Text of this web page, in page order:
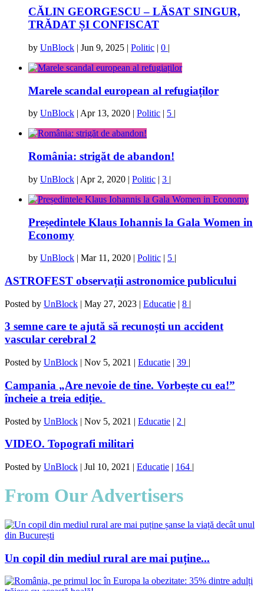
CĂLIN GEORGESCU – LĂSAT SINGUR,
TRĂDAT ȘI CONFISCAT
by UnBlock | Jun 9, 2025 | Politic | 0 |
Marele scandal european al refugiaților
by UnBlock | Apr 13, 2020 | Politic | 5 |
România: strigăt de abandon!
by UnBlock | Apr 2, 2020 | Politic | 3 |
Președintele Klaus Iohannis la Gala Women in
Economy
by UnBlock | Mar 11, 2020 | Politic | 5 |
ASTROFEST observații astronomice publicului
Posted by UnBlock | May 27, 2023 | Educatie | 8 |
3 semne care te ajută să recunoști un accident
vascular cerebral 2
Posted by UnBlock | Nov 5, 2021 | Educatie | 39 |
Campania „Are nevoie de tine. Vorbește cu ea!”
încheie a treia ediție.
Posted by UnBlock | Nov 5, 2021 | Educatie | 2 |
VIDEO. Topografi militari
Posted by UnBlock | Jul 10, 2021 | Educatie | 164 |
From Our Advertisers
Un copil din mediul rural are mai puține...